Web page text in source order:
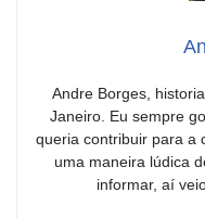
Andre Borges,
Janeiro. Eu sempre
queria contribuir para a
uma maneira lúdica
informar, aí